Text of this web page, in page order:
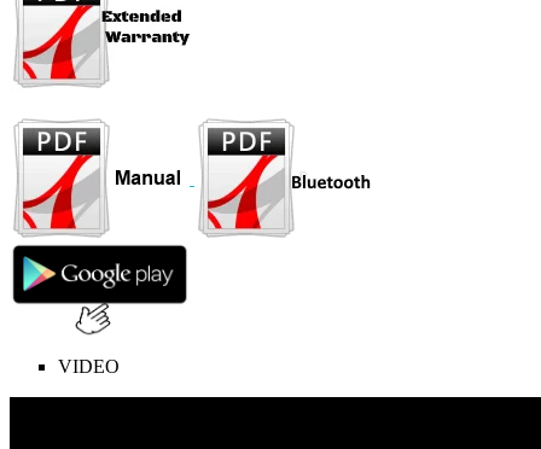
VIDEO